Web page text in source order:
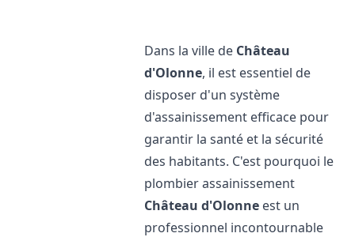
Dans la ville de Château
d'Olonne, il est essentiel de
disposer d'un système
d'assainissement efficace pour
garantir la santé et la sécurité
des habitants. C'est pourquoi le
plombier assainissement
Château d'Olonne est un
professionnel incontournable